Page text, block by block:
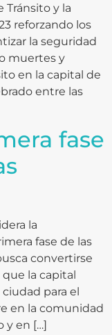
Tránsito y la
reforzando los
la seguridad
muertes y
en la capital de
entre las
fase
la
fase de las
convertirse
la capital
para el
en la comunidad
y en […]